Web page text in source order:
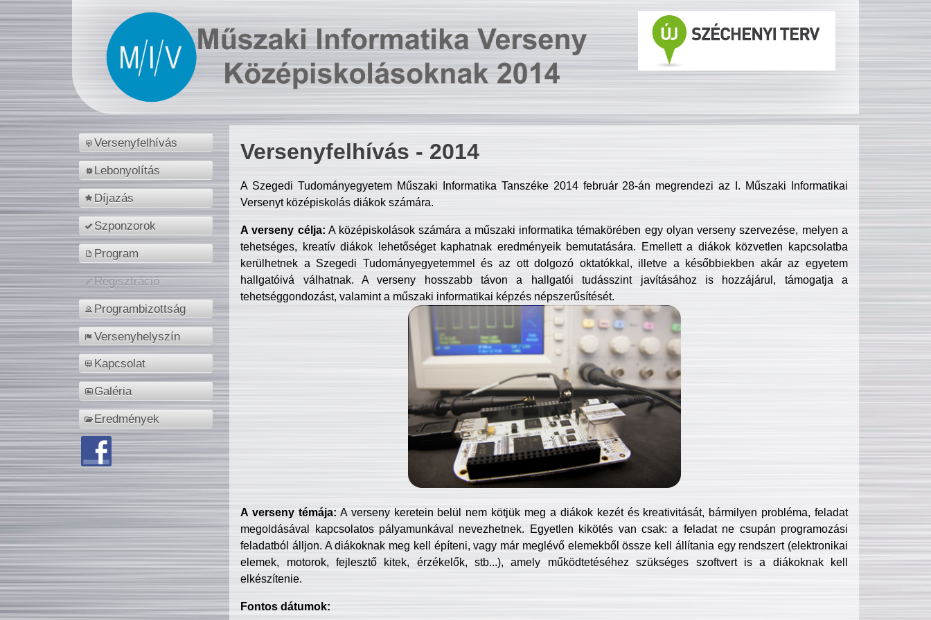
Versenyfelhívás
Lebonyolítás
Díjazás
Szponzorok
Program
Regisztráció
Programbizottság
Versenyhelyszín
Kapcsolat
Galéria
Eredmények
Versenyfelhívás - 2014
A Szegedi Tudományegyetem Műszaki Informatika Tanszéke 2014 február 28-án megrendezi az I. Műszaki Informatikai
Versenyt középiskolás diákok számára.
A verseny célja: A középiskolások számára a műszaki informatika témakörében egy olyan verseny szervezése, melyen a
tehetséges, kreatív diákok lehetőséget kaphatnak eredményeik bemutatására. Emellett a diákok közvetlen kapcsolatba
kerülhetnek a Szegedi Tudományegyetemmel és az ott dolgozó oktatókkal, illetve a későbbiekben akár az egyetem
hallgatóivá válhatnak. A verseny hosszabb távon a hallgatói tudásszint javításához is hozzájárul, támogatja a
tehetséggondozást, valamint a műszaki informatikai képzés népszerűsítését.
A verseny témája: A verseny keretein belül nem kötjük meg a diákok kezét és kreativitását, bármilyen probléma, feladat
megoldásával kapcsolatos pályamunkával nevezhetnek. Egyetlen kikötés van csak: a feladat ne csupán programozási
feladatból álljon. A diákoknak meg kell építeni, vagy már meglévő elemekből össze kell állítania egy rendszert (elektronikai
elemek, motorok, fejlesztő kitek, érzékelők, stb...), amely működtetéséhez szükséges szoftvert is a diákoknak kell
elkészítenie.
Fontos dátumok: